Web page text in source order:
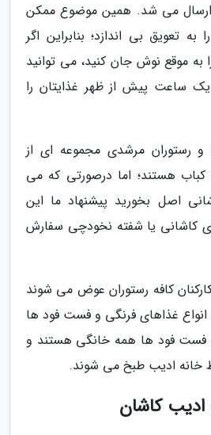
می شد. همین موضوع ممکن
تعویق بی اندازد؛ بنابراین اگر
به موقع نوش جان کنید، می توانید
یک ساعت پیش از ظهر غذایتان را
و رستوران مرشدی مجموعه ای از
هستند؛ اما درصورتی که می
اصل بخورید پیشنهاد ما این
کاشانی یا شفته نخودچی سفارش
ظهر کارکنان کافه رستوران عوض می شوند
انواع غذاهای فرنگی و فست فود ها
فست فود ها همه خانگی هستند و
خانه ادیب طبخ می شوند.
کاشان